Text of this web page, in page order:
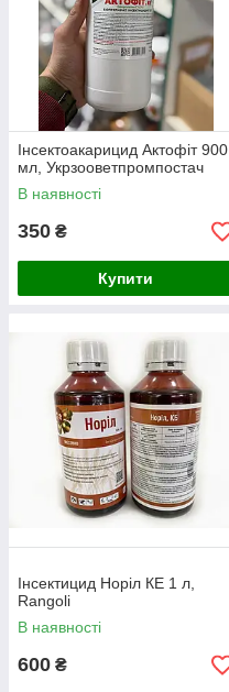
Інсектоакарицид Актофіт 900
мл, Укрзооветпромпостач
В наявності
350 ₴
Купити
Інсектицид Норіл КЕ 1 л,
Rangoli
В наявності
600 ₴